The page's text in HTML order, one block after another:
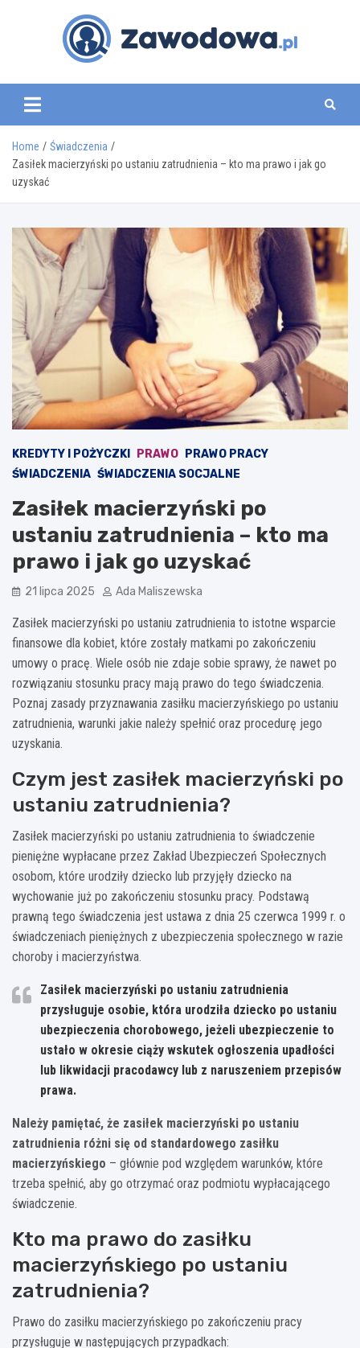
zawodowa.pl
Home
Świadczenia
Zasiłek macierzyński po ustaniu zatrudnienia – kto ma prawo i jak go
uzyskać
KREDYTY I POŻYCZKI PRAWO
PRAWO PRACY
ŚWIADCZENIA ŚWIADCZENIA SOCJALNE
Zasiłek macierzyński po
ustaniu zatrudnienia – kto ma
prawo i jak go uzyskać
21 lipca 2025 Ada Maliszewska
Zasiłek macierzyński po ustaniu zatrudnienia to istotne wsparcie
finansowe dla kobiet, które zostały matkami po zakończeniu
umowy o pracę. Wiele osób nie zdaje sobie sprawy, że nawet po
rozwiązaniu stosunku pracy mają prawo do tego świadczenia.
Poznaj zasady przyznawania zasiłku macierzyńskiego po ustaniu
zatrudnienia, warunki jakie należy spełnić oraz procedurę jego
uzyskania.
Czym jest zasiłek macierzyński po
ustaniu zatrudnienia?
Zasiłek macierzyński po ustaniu zatrudnienia to świadczenie
pieniężne wypłacane przez Zakład Ubezpieczeń Społecznych
osobom, które urodziły dziecko lub przyjęły dziecko na
wychowanie już po zakończeniu stosunku pracy. Podstawą
prawną tego świadczenia jest ustawa z dnia 25 czerwca 1999 r. o
świadczeniach pieniężnych z ubezpieczenia społecznego w razie
choroby i macierzyństwa.
Zasiłek macierzyński po ustaniu zatrudnienia
przysługuje osobie, która urodziła dziecko po ustaniu
ubezpieczenia chorobowego, jeżeli ubezpieczenie to
ustało w okresie ciąży wskutek ogłoszenia upadłości
lub likwidacji pracodawcy lub z naruszeniem przepisów
prawa.
Należy pamiętać, że zasiłek macierzyński po ustaniu
zatrudnienia różni się od standardowego zasiłku
macierzyńskiego – głównie pod względem warunków, które
trzeba spełnić, aby go otrzymać oraz podmiotu wypłacającego
świadczenie.
Kto ma prawo do zasiłku
macierzyńskiego po ustaniu
zatrudnienia?
Prawo do zasiłku macierzyńskiego po zakończeniu pracy
przysługuje w następujących przypadkach: